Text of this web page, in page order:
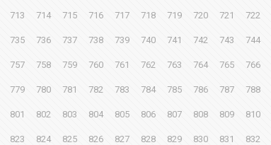
713 714 715 716 717 718 719 720 721 722
735 736 737 738 739 740 741 742 743 744
757 758 759 760 761 762 763 764 765 766
779 780 781 782 783 784 785 786 787 788
801 802 803 804 805 806 807 808 809 810
823 824 825 826 827 828 829 830 831 832